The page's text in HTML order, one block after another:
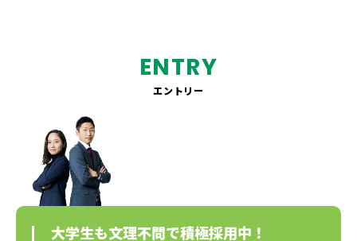
ENTRY
エントリー
大学生も文理不問で積極採用中！